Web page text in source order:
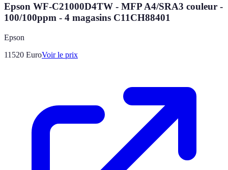
Epson WF-C21000D4TW - MFP A4/SRA3 couleur -
100/100ppm - 4 magasins C11CH88401
Epson
11520 EuroVoir le prix